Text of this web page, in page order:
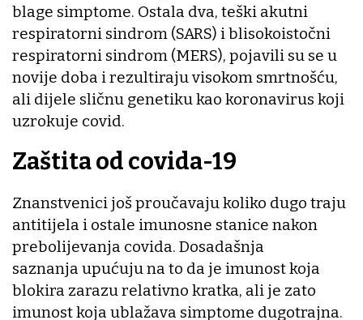
blage simptome. Ostala dva, teški akutni
respiratorni sindrom (SARS) i blisokoistočni
respiratorni sindrom (MERS), pojavili su se u
novije doba i rezultiraju visokom smrtnošću,
ali dijele sličnu genetiku kao koronavirus koji
uzrokuje covid.
Zaštita od covida-19
Znanstvenici još proučavaju koliko dugo traju
antitijela i ostale imunosne stanice nakon
prebolijevanja covida. Dosadašnja
saznanja upućuju na to da je imunost koja
blokira zarazu relativno kratka, ali je zato
imunost koja ublažava simptome dugotrajna.